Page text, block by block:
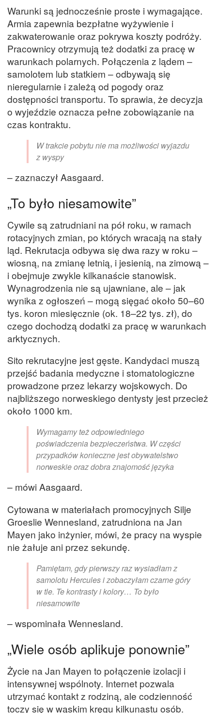
Warunki są jednocześnie proste i wymagające.
Armia zapewnia bezpłatne wyżywienie i
zakwaterowanie oraz pokrywa koszty podróży.
Pracownicy otrzymują też dodatki za pracę w
warunkach polarnych. Połączenia z lądem –
samolotem lub statkiem – odbywają się
nieregularnie i zależą od pogody oraz
dostępności transportu. To sprawia, że decyzja
o wyjeździe oznacza pełne zobowiązanie na
czas kontraktu.
W trakcie pobytu nie ma możliwości wyjazdu
z wyspy
– zaznaczył Aasgaard.
„To było niesamowite”
Cywile są zatrudniani na pół roku, w ramach
rotacyjnych zmian, po których wracają na stały
ląd. Rekrutacja odbywa się dwa razy w roku –
wiosną, na zmianę letnią, i jesienią, na zimową –
i obejmuje zwykle kilkanaście stanowisk.
Wynagrodzenia nie są ujawniane, ale – jak
wynika z ogłoszeń – mogą sięgać około 50–60
tys. koron miesięcznie (ok. 18–22 tys. zł), do
czego dochodzą dodatki za pracę w warunkach
arktycznych.
Sito rekrutacyjne jest gęste. Kandydaci muszą
przejść badania medyczne i stomatologiczne
prowadzone przez lekarzy wojskowych. Do
najbliższego norweskiego dentysty jest przecież
około 1000 km.
Wymagamy też odpowiedniego
poświadczenia bezpieczeństwa. W części
przypadków konieczne jest obywatelstwo
norweskie oraz dobra znajomość języka
– mówi Aasgaard.
Cytowana w materiałach promocyjnych Silje
Groeslie Wennesland, zatrudniona na Jan
Mayen jako inżynier, mówi, że pracy na wyspie
nie żałuje ani przez sekundę.
Pamiętam, gdy pierwszy raz wysiadłam z
samolotu Hercules i zobaczyłam czarne góry
w tle. Te kontrasty i kolory… To było
niesamowite
– wspominała Wennesland.
„Wiele osób aplikuje ponownie”
Życie na Jan Mayen to połączenie izolacji i
intensywnej wspólnoty. Internet pozwala
utrzymać kontakt z rodziną, ale codzienność
toczy się w wąskim kręgu kilkunastu osób.